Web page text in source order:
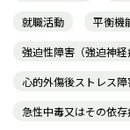
就職活動
平衡機
強迫性障害（強迫神経
心的外傷後ストレス障
急性中毒又はその依存